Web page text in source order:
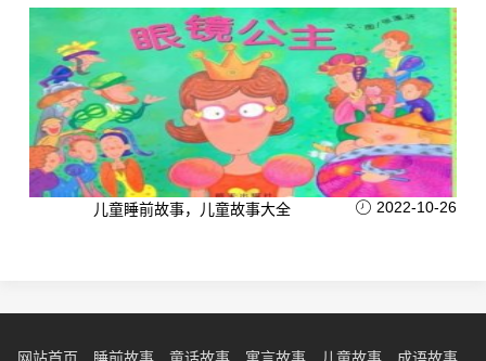
儿童睡前故事，儿童故事大全 2022-10-26
网站首页 睡前故事 童话故事 寓言故事 儿童故事 成语故事